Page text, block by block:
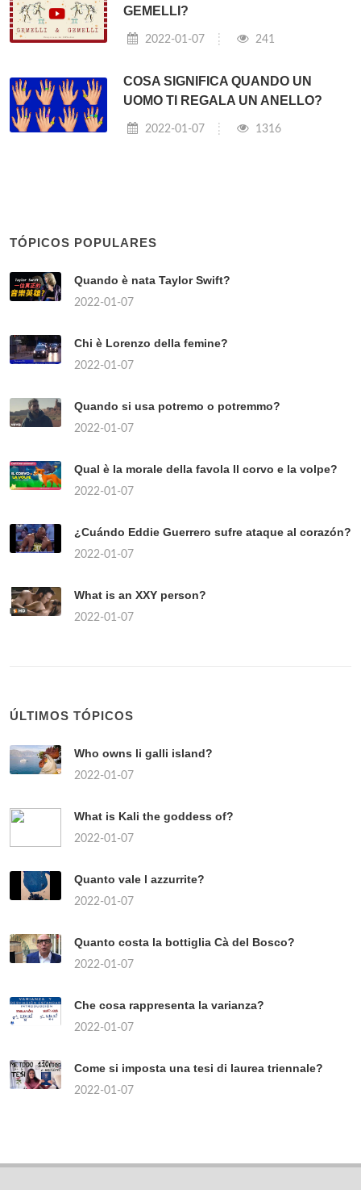
GEMELLI?
2022-01-07 241
COSA SIGNIFICA QUANDO UN
UOMO TI REGALA UN ANELLO?
2022-01-07 1316
TÓPICOS POPULARES
Quando è nata Taylor Swift?
2022-01-07
Chi è Lorenzo della femine?
2022-01-07
Quando si usa potremo o potremmo?
2022-01-07
Qual è la morale della favola Il corvo e la volpe?
2022-01-07
¿Cuándo Eddie Guerrero sufre ataque al corazón?
2022-01-07
What is an XXY person?
2022-01-07
ÚLTIMOS TÓPICOS
Who owns li galli island?
2022-01-07
What is Kali the goddess of?
2022-01-07
Quanto vale l azzurrite?
2022-01-07
Quanto costa la bottiglia Cà del Bosco?
2022-01-07
Che cosa rappresenta la varianza?
2022-01-07
Come si imposta una tesi di laurea triennale?
2022-01-07